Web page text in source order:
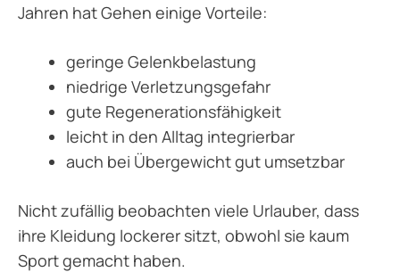
Jahren hat Gehen einige Vorteile:
geringe Gelenkbelastung
niedrige Verletzungsgefahr
gute Regenerationsfähigkeit
leicht in den Alltag integrierbar
auch bei Übergewicht gut umsetzbar
Nicht zufällig beobachten viele Urlauber, dass
ihre Kleidung lockerer sitzt, obwohl sie kaum
Sport gemacht haben.